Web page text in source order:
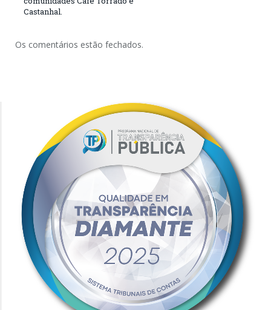
Castanhal.
Os comentários estão fechados.